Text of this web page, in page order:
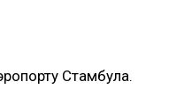
Стамбула.